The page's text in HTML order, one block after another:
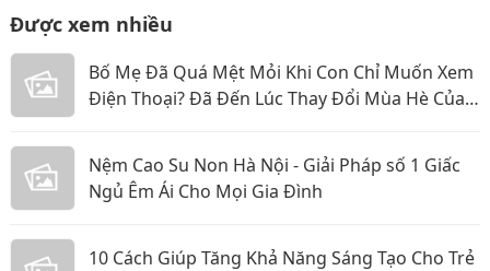
Được xem nhiều
Bố Mẹ Đã Quá Mệt Mỏi Khi Con Chỉ Muốn Xem
Điện Thoại? Đã Đến Lúc Thay Đổi Mùa Hè Của
Nệm Cao Su Non Hà Nội - Giải Pháp số 1 Giấc
Ngủ Êm Ái Cho Mọi Gia Đình
10 Cách Giúp Tăng Khả Năng Sáng Tạo Cho Trẻ